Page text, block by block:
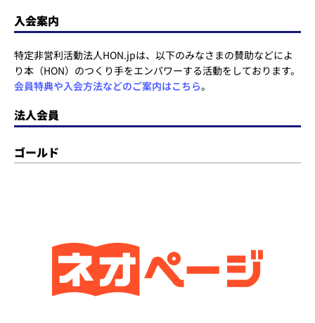
入会案内
特定非営利活動法人HON.jpは、以下のみなさまの賛助などによ
り本（HON）のつくり手をエンパワーする活動をしております。
会員特典や入会方法などのご案内はこちら。
法人会員
ゴールド